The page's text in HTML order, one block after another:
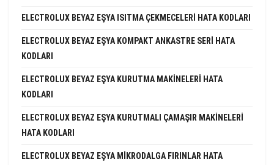
ELECTROLUX BEYAZ EŞYA ISITMA ÇEKMECELERI HATA KODLARI
ELECTROLUX BEYAZ EŞYA KOMPAKT ANKASTRE SERI HATA
KODLARI
ELECTROLUX BEYAZ EŞYA KURUTMA MAKINELERI HATA
KODLARI
ELECTROLUX BEYAZ EŞYA KURUTMALI ÇAMAŞIR MAKINELERI
HATA KODLARI
ELECTROLUX BEYAZ EŞYA MIKRODALGA FIRINLAR HATA